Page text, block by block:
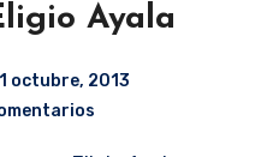
Ayala
octubre, 2013